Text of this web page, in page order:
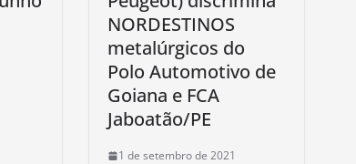
NORDESTINOS
metalúrgicos do
Polo Automotivo de
Goiana e FCA
Jaboatão/PE
1 de setembro de 2021